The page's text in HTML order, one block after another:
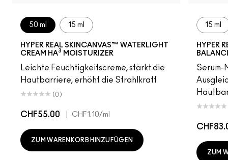
50 ml 15 ml
HYPER REAL SKINCANVAS™ WATERLIGHT
CREAM HA3 MOISTURIZER
Leichte Feuchtigkeitscreme, stärkt die
Hautbarriere, erhöht die Strahlkraft
(0)
CHF55.00 CHF1.10/ml
ZUM WARENKORB HINZUFÜGEN
15 ml
HYPER
Serum-
ZUM